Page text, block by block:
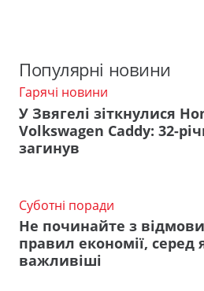
Популярні новини
Гарячі новини
У Звягелі зіткнулися
Volkswagen Caddy: 32-
загинув
Суботні поради
Не починайте з
правил економії, серед
важливіші